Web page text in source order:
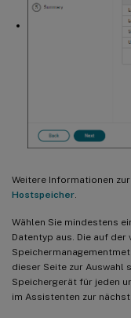
Weitere Informationen
Hostspeicher.
Wählen Sie mindestens
Datentyp aus. Die auf
dieser Seite zur Auswahl
Speichergerät für jeden
im Assistenten zur